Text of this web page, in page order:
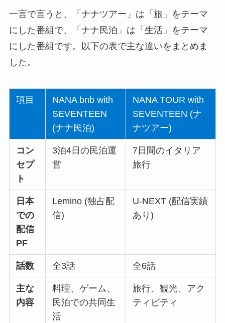
一言で言うと、「ナナツアー」は「旅」をテーマ
にした番組で、「ナナ民泊」は「生活」をテーマ
にした番組です。以下の表で主な違いをまとめま
した。
項目
NANA bnb with
SEVENTEEN
(ナナ民泊)
NANA TOUR with
SEVENTEEN (ナ
ナツアー)
コン
セプ
ト
3泊4日の民泊運
営
7日間のイタリア
旅行
日本
での
配信
PF
Lemino (独占配
信)
U-NEXT (配信実績
あり)
話数 全3話 全6話
主な
内容
料理、ゲーム、
民泊での共同生
活
旅行、観光、アク
ティビティ